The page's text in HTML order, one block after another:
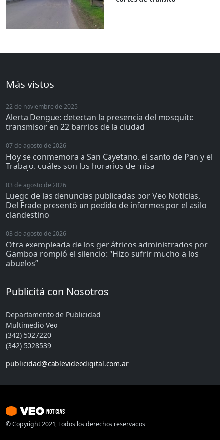
Más vistos
22 de noviembre de 2025
Alerta Dengue: detectan la presencia del mosquito
transmisor en 22 barrios de la ciudad
07 de agosto de 2026
Hoy se conmemora a San Cayetano, el santo de Pan y el
Trabajo: cuáles son los horarios de misa
03 de agosto de 2026
Luego de las denuncias publicadas por Veo Noticias,
Del Frade presentó un pedido de informes por el asilo
clandestino
03 de agosto de 2026
Otra exempleada de los geriátricos administrados por
Gamboa rompió el silencio: “Hizo sufrir mucho a los
abuelos”
Publicitá con Nosotros
Departamento de Publicidad
Multimedio Veo
(342) 5027220
(342) 5028539
publicidad@cablevideodigital.com.ar
© Copyright 2021, Todos los derechos reservados